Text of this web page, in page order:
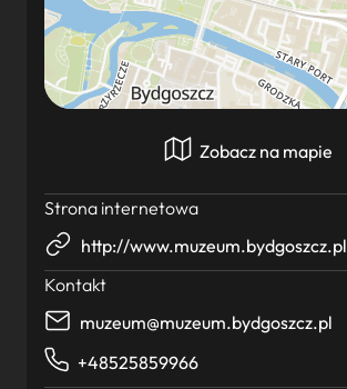
Zobacz na mapie
Strona internetowa
http://www.muzeum.bydgoszcz.pl
Kontakt
muzeum@muzeum.bydgoszcz.pl
+48525859966